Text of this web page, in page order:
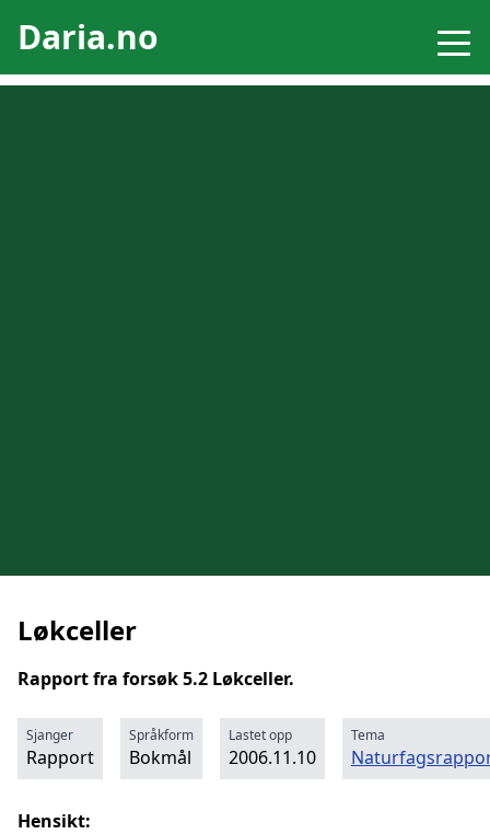
Daria.no
Løkceller
Rapport fra forsøk 5.2 Løkceller.
Sjanger
Rapport
Språkform
Bokmål
Lastet opp
2006.11.10
Tema
Hensikt: